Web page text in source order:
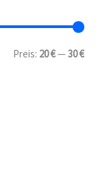
M
i
M
a
Preis: 20 €—30 €